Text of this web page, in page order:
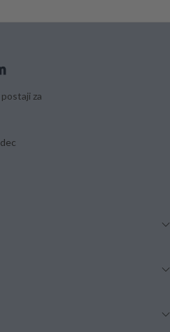
za